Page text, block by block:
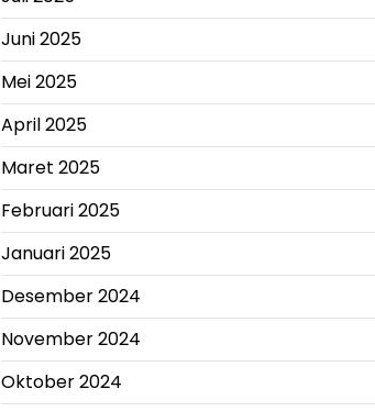
Juni 2025
Mei 2025
April 2025
Maret 2025
Februari 2025
Januari 2025
Desember 2024
November 2024
Oktober 2024